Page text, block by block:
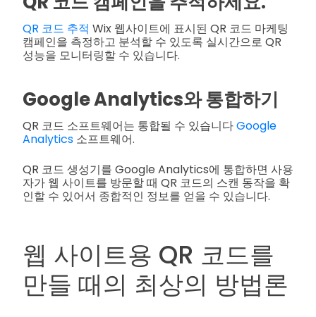
QR 코드 추적 Wix 웹사이트에 표시된 QR 코드 마케팅
캠페인을 측정하고 분석할 수 있도록 실시간으로 QR
성능을 모니터링할 수 있습니다.
Google Analytics와 통합하기
QR 코드 소프트웨어는 통합될 수 있습니다Google
Analytics 소프트웨어.
QR 코드 생성기를 Google Analytics에 통합하면 사용
자가 웹 사이트를 방문할 때 QR 코드의 스캔 동작을 확
인할 수 있어서 종합적인 정보를 얻을 수 있습니다.
웹 사이트용 QR 코드를
만들 때의 최상의 방법론